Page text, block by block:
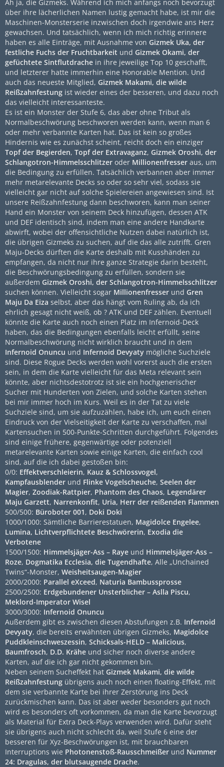
Ah ja, die Gizmeks. Während ich mich anfangs noch bevorzugt
über ihre lächerlichen Namen lustig gemacht habe, ist mir die
Maschinen-Monsterserie inzwischen doch irgendwie ans Herz
gewachsen. Und tatsächlich, wenn ich mich richtig erinnere
haben es alle Einträge, mit Ausnahme von Gizmek Uka, der
festliche Fuchs der Fruchtbarkeit und Gizmek Okami, der
gefüchtete Sintflutdrache in ihre jeweilige Top 10 geschafft,
und letzterer hatte immerhin eine Honorable Mention. Und
auch das neueste Mitglied, Gizmek Makami, die wilde
Reißzahnfestung ist wieder eines der besseren, und dazu noch
das vielleicht interessanteste.
Es ist ein Monster der Stufe 6, das aber ohne Tribut als
Normalbeschwörung beschworen werden kann, wenn man 6
oder mehr verbannte Karten hat. Das ist kein so großes
Hindernis wie es zunächst scheint, reicht doch ein einziger
Topf der Begierden, Topf der Extravaganz, Gizmek Oroshi, der
Schlangotron-Himmelsschlitzer oder Millionenfresser aus, um
die Bedingung zu erfüllen. Tatsächlich verbannen aber immer
mehr metarelevante Decks so oder so sehr viel, sodass sie
vielleicht gar nicht auf solche Spielereien angewiesen sind. Ist
unsere Reißzahnfestung dann beschworen, kann man seiner
Hand ein Monster von seinem Deck hinzufügen, dessen ATK
und DEF identisch sind, indem man eine andere Handkarte
abwirft, wobei der offensichtliche Nutzen dabei natürlich ist,
die übrigen Gizmeks zu suchen, auf die das alle zutrifft. Gren
Maju-Decks dürften die Karte deshalb mit Kusshänden zu
empfangen, da nicht nur ihre ganze Strategie darin besteht,
die Beschwörungsbedingung zu erfüllen, sondern sie
außerdem Gizmek Oroshi, der Schlangotron-Himmelsschlitzer
suchen können. Vielleicht sogar Millionenfresser und Gren
Maju Da Eiza selbst, aber das hängt vom Ruling ab, da ich
ehrlich gesagt nicht weiß, ob ? ATK und DEF zählen. Eventuell
könnte die Karte auch noch einen Platz im Infernoid-Deck
haben, das die Bedingungen ebenfalls leicht erfüllt, seine
Normalbeschwörung nicht wirklich braucht und in dem
Infernoid Onuncu und Infernoid Devyaty mögliche Suchziele
sind. Diese Rogue Decks werden wohl vorerst auch die ersten
sein, in dem die Karte vielleicht für das Meta relevant sein
könnte, aber nichtsdestotrotz ist sie ein hochgenerischer
Sucher mit Hunderten von Zielen, und solche Karten stehen
bei mir immer hoch im Kurs. Weil es in der Tat zu viele
Suchziele sind, um sie aufzuzählen, habe ich, um euch einen
Eindruck von der Vielseitigkeit der Karte zu verschaffen, mal
Kartensuchen in 500-Punkte-Schritten durchgeführt. Folgendes
sind einige frühere, gegenwärtige oder potenziell
metarelevante Karten sowie einige Karten, die einfach cool
sind, auf die ich dabei gestoßen bin:
0/0: Effektverschleierin, Kauz & Schlossvogel,
Kampfausblender und Flinke Vogelscheuche, Seelen der
Magier, Zoodiak-Rattpier, Phantom des Chaos, Legendärer
Maju Garzett, Narrenkonfit, Uria, Herr der reißenden Flammen
500/500: Büroboter 001, Doki Doki
1000/1000: Sämtliche Barrierestatuen, Magidolce Engelee,
Lumina, Lichtverpflichtete Beschwörerin, Exodia die
Verbotene
1500/1500: Himmelsjäger-Ass – Raye und Himmelsjäger-Ass –
Roze, Dogmatika Ecclesia, die Tugendhafte, Alle „Unchained
Twins“-Monster, Weisheitsaugen-Magier
2000/2000: Parallel eXceed, Naturia Bambussprosse
2500/2500: Erdgebundener Unsterblicher – Aslla Piscu,
Meklord-Imperator Wisel
3000/3000: Infernoid Onuncu
Außerdem gibt es zwischen diesen Abstufungen z.B. Infernoid
Devyaty, die bereits erwähnten übrigen Gizmeks, Magidolce
Puddkleinschweszessin, Schicksals-HELD – Malicious,
Baumfrosch, D.D. Krähe und sicher noch diverse andere
Karten, auf die ich gar nicht gekommen bin.
Neben seinem Sucheffekt hat Gizmek Makami, die wilde
Reißzahnfestung übrigens auch noch einen floating-Effekt, mit
dem sie verbannte Karte bei ihrer Zerstörung ins Deck
zurückmischen kann. Das ist aber weder besonders gut noch
wird es besonders oft vorkommen, da man die Karte bevorzugt
als Material für Extra Deck-Plays verwenden wird. Dafür steht
sie übrigens auch nicht schlecht da, weil Stufe 6 eine der
besseren für Xyz-Beschwörungen ist, mit brauchbaren
Interruptions wie Photonenstoß-Rausschmeißer und Nummer
24: Dragulas, der blutsaugende Drache.